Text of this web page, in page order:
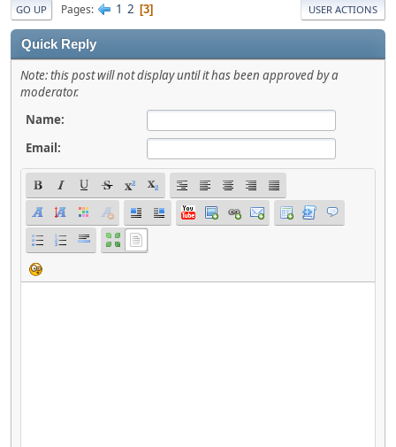
GO UP Pages 1 2 3 USER ACTIONS
Quick Reply
Note: this post will not display until it has been approved by a
moderator.
Name:
Email: